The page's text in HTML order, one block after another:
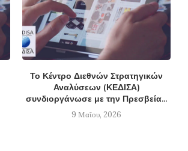
Το Κέντρο Διεθνών Στρατηγικών
Αναλύσεων (ΚΕΔΙΣΑ)
συνδιοργάνωσε με την Πρεσβεία...
9 Μαΐου, 2026